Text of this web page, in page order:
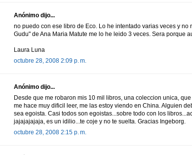
Anónimo dijo...
no puedo con ese libro de Eco. Lo he intentado varias veces y
Gudu" de Ana Maria Matute me lo he leido 3 veces. Sera porque
Laura Luna
octubre 28, 2008 2:09 p. m.
Anónimo dijo...
Desde que me robaron mis 10 mil libros, una coleccion unica,
me hace muy dificil leer, me las estoy viendo en China. Alguien
sea egoista. Casi todos son egoistas...sobre todo con los
jajajajajaja, es un idilio...te coje y no te suelta. Gracias Ingeborg.
octubre 28, 2008 2:15 p. m.